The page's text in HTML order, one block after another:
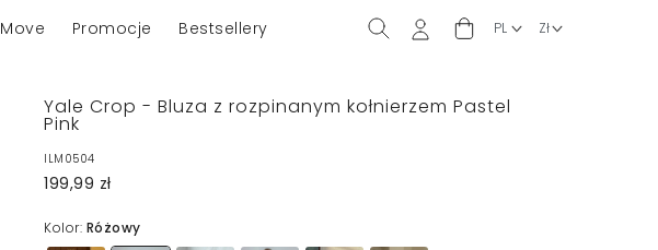
Move Promocje Bestsellery
Yale Crop - Bluza z rozpinanym kołnierzem Pastel
Pink
ILM0504
199,99 zł
Kolor: Różowy